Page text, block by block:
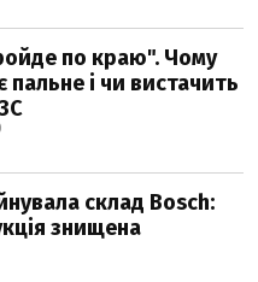
по краю". Чому
і чи вистачить
склад Bosch:
знищена